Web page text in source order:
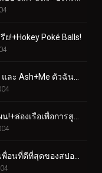
!+Hokey Poké Balls!